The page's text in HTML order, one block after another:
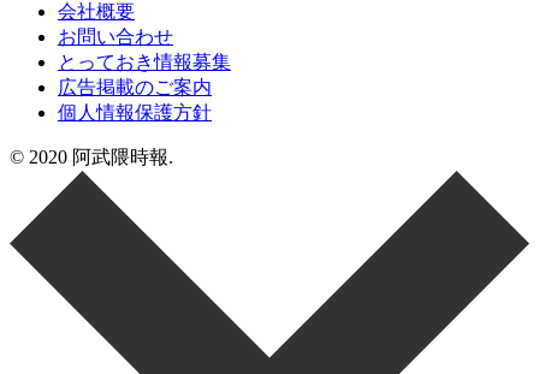
会社概要
お問い合わせ
とっておき情報募集
広告掲載のご案内
個人情報保護方針
© 2020 阿武隈時報.